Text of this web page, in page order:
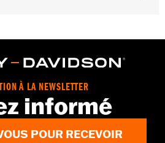
all necessary mounting hardware
warranty – Go towww.h-
À LA NEWSLETTER
informé
POUR RECEVOIR